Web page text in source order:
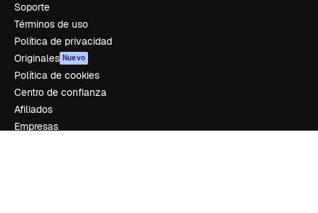
Soporte
Términos de uso
Política de privacidad
Originales Nuevo
Política de cookies
Centro de confianza
Afiliados
Empresas